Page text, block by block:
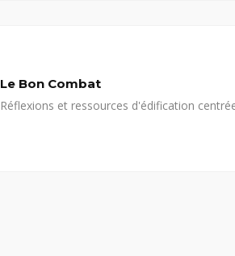
Le Bon Combat
Réflexions et ressources d'édification